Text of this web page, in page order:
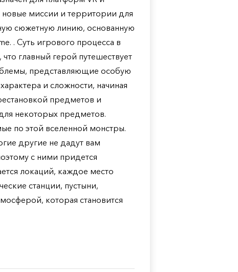
миссии и территории для
сюжетную линию, основанную
. Суть игрового процесса в
главный герой путешествует
представляющие особую
и сложности, начиная
предметов и
некоторых предметов.
по этой вселенной монстры.
другие не дадут вам
с ними придется
локаций, каждое место
станции, пустыни,
которая становится